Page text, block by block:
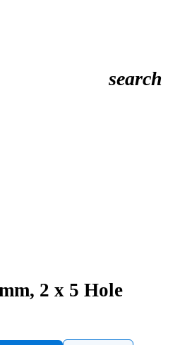
search
2 x 5 Hole